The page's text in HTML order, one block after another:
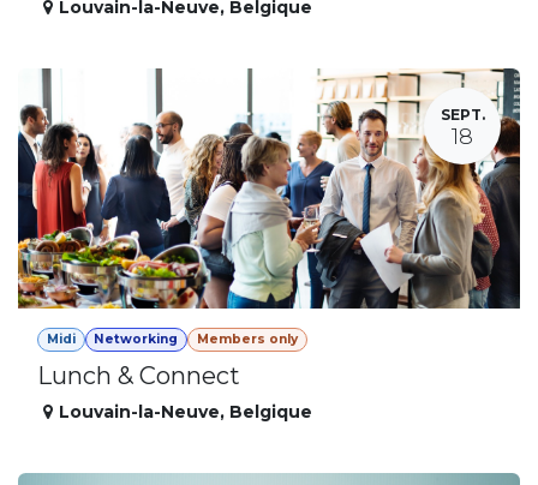
Louvain-la-Neuve, Belgique
SEPT.
18
Midi Networking Members only
Lunch & Connect
Louvain-la-Neuve, Belgique